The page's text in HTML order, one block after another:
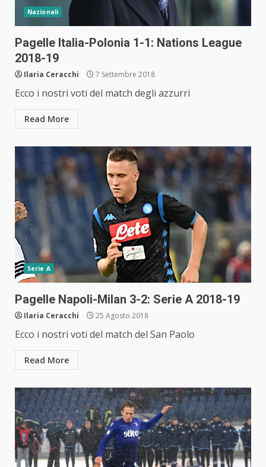
Nazionali
Pagelle Italia-Polonia 1-1: Nations League
2018-19
Ilaria Ceracchi 7 Settembre 2018
Ecco i nostri voti del match degli azzurri
Read More
Serie A
Pagelle Napoli-Milan 3-2: Serie A 2018-19
Ilaria Ceracchi 25 Agosto 2018
Ecco i nostri voti del match del San Paolo
Read More